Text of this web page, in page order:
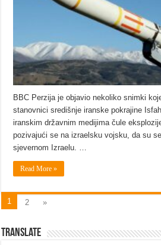
BBC Perzija je objavio nekoliko snimki
stanovnici središnje iranske pokrajine
iranskim državnim medijima čule
pozivajući se na izraelsku vojsku, da su
sjevernom Izraelu. …
Read More »
1 2 »
Translate